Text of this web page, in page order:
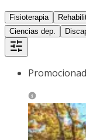
Fisioterapia
Ciencias dep.